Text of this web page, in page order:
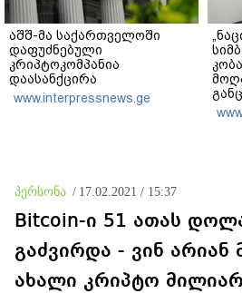
აშშ-მა საქართველოში
დაფუძნებული
კრიპტოკომპანია
დაასანქცირა
www.interpressnews.ge
პერსონა / 17.02.2021 / 15:37
Bitcoin-ი 51 ათას
გაძვირდა - ვინ
ახალი კრიპტო